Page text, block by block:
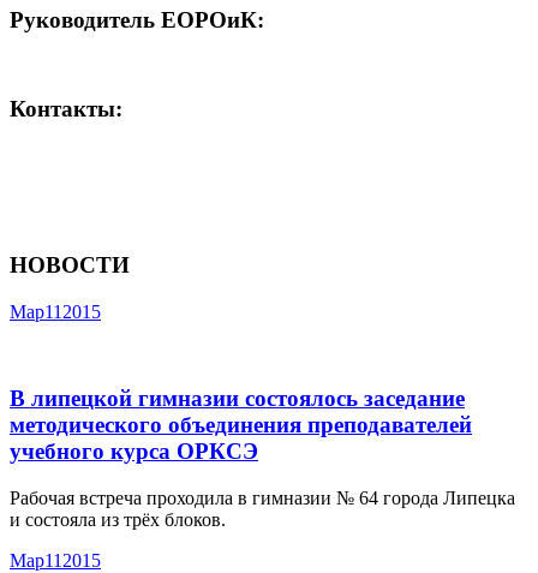
Руководитель ЕОРОиК:
Контакты:
НОВОСТИ
Мар11 2015
В липецкой гимназии состоялось заседание
методического объединения преподавателей
учебного курса ОРКСЭ
Рабочая встреча проходила в гимназии № 64 города Липецка
и состояла из трёх блоков.
Мар11 2015